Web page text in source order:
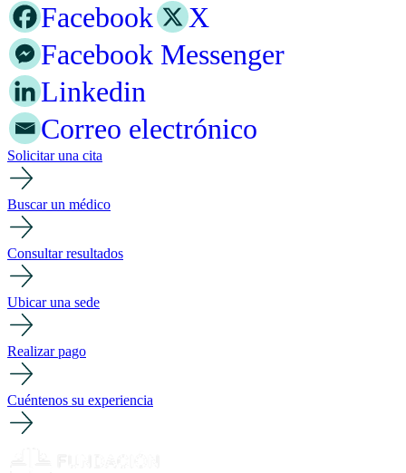
Facebook
X
Facebook Messenger
Linkedin
Correo electrónico
Solicitar una cita
Buscar un médico
Consultar resultados
Ubicar una sede
Realizar pago
Cuéntenos su experiencia